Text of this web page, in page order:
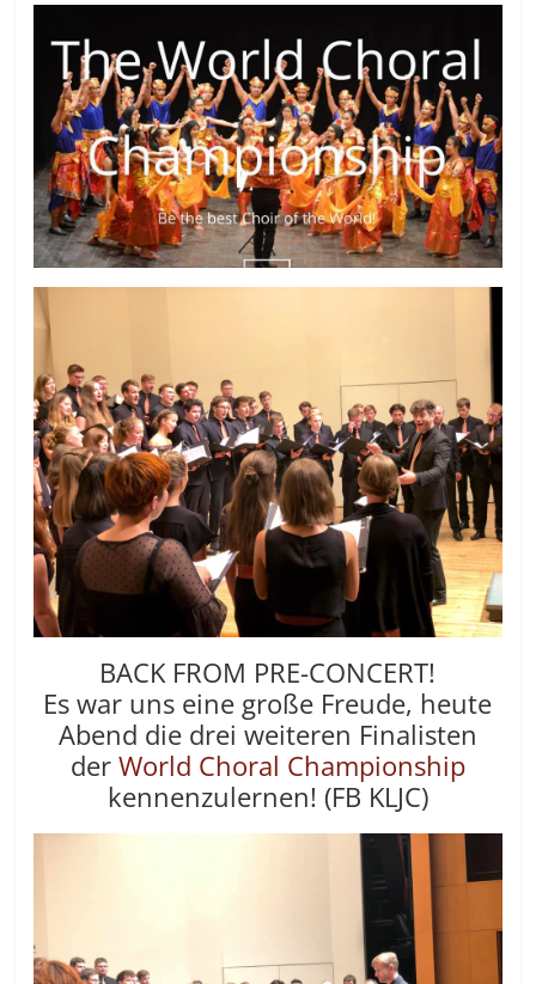
BACK FROM PRE-CONCERT!
Es war uns eine große Freude, heute
Abend die drei weiteren Finalisten
der World Choral Championship
kennenzulernen! (FB KLJC)